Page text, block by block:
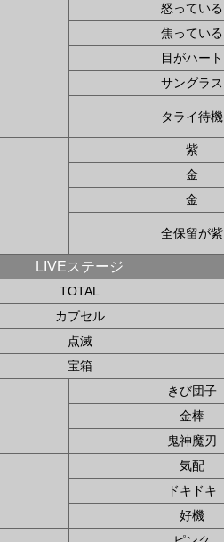
怒っている
焦っている
目がハート
サングラス
タライ待機
紫
金
金
全保留が紫
LIVEステージ
TOTAL
カプセル
点滅
宝箱
きび団子
金棒
鬼神魔刃
気配
ドキドキ
好機